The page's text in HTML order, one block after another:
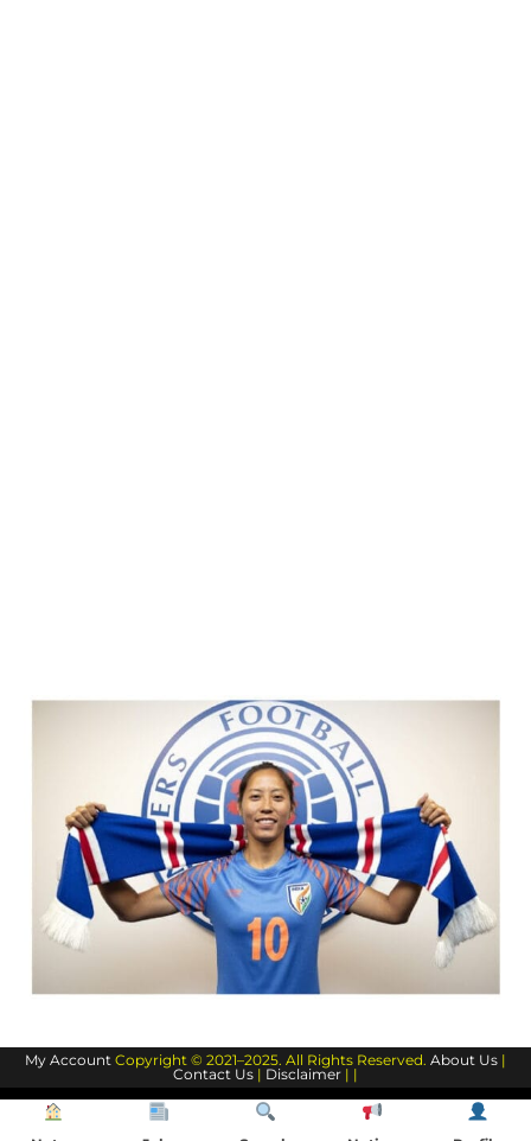
My Account Copyright © 2021–2025. All Rights Reserved. About Us |
Contact Us | Disclaimer | |